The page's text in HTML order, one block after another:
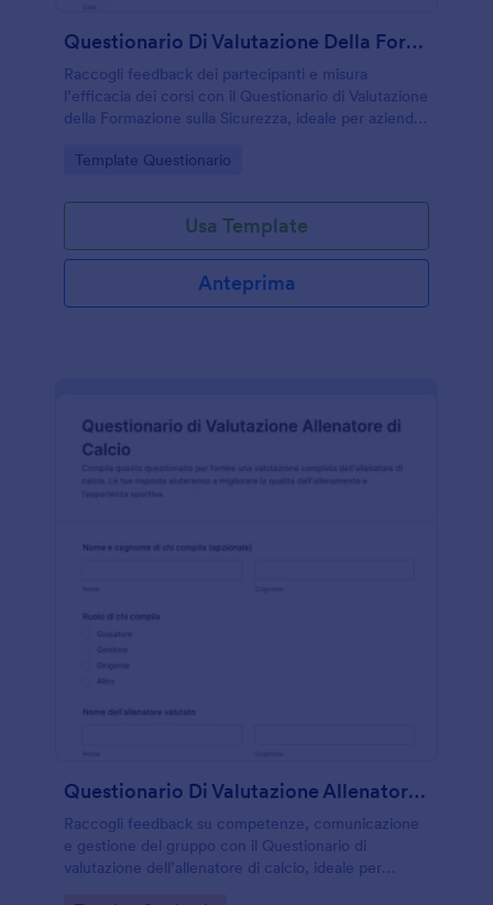
Questionario Di Valutazione Della Formazione Sulla Sicurezza
Raccogli feedback dei partecipanti e misura
l’efficacia dei corsi con il Questionario di Valutazione
della Formazione sulla Sicurezza, ideale per aziende
dopo ogni sessione.
Go to Category:
Template Questionario
Usa Template
Anteprima
Questionario Di Valutazione Allenatore Di Calcio
Raccogli feedback su competenze, comunicazione
e gestione del gruppo con il Questionario di
valutazione dell’allenatore di calcio, ideale per